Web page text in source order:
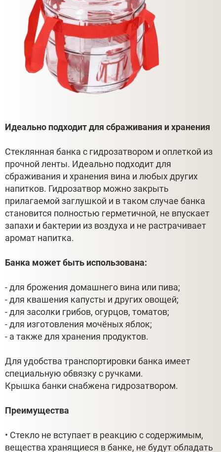
Идеально подходит для сбраживания и хранения
Стеклянная банка с гидрозатвором и оплеткой из
прочной ленты. Идеально подходит для
сбраживания и хранения вина и любых других
напитков. Гидрозатвор можно закрыть
прилагаемой заглушкой и в таком случае банка
становится полностью герметичной, не впускает
запахи и бактерии из воздуха и не растрачивает
аромат напитка.
Банка может быть использована:
- для брожения домашнего вина или пива;
- для квашения капусты и других овощей;
- для засолки грибов, огурцов, томатов;
- для изготовления мочёных яблок;
- а также для хранения продуктов.
Для удобства транспортировки банка имеет
специальную обвязку с ручками.
Крышка банки снабжена гидрозатвором.
Преимущества
• Стекло не вступает в реакцию с содержимым,
вещества хранящиеся в банке, не будут обладать